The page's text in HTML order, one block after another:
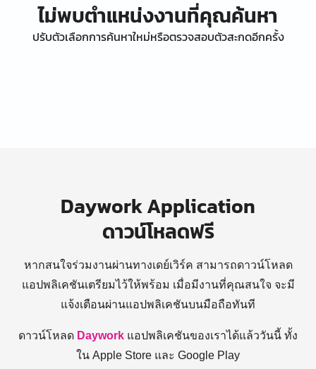
ไม่พบตำแหน่งงานที่คุณค้นหา
ปรับตัวเลือกการค้นหาใหม่หรือตรวจสอบตัวสะกดอีกครั้ง
Daywork Application
ดาวน์โหลดฟรี
หากสนใจร่วมงานผ่านทางเดย์เวิร์ค สามารถดาวน์โหลด
แอปพลิเคชันเตรียมไว้ให้พร้อม เมื่อมีงานที่คุณสนใจ จะมี
แจ้งเตือนผ่านแอปพลิเคชันบนมือถือทันที
ดาวน์โหลด Daywork แอปพลิเคชันของเราได้แล้ววันนี้ ทั้ง
ใน Apple Store และ Google Play